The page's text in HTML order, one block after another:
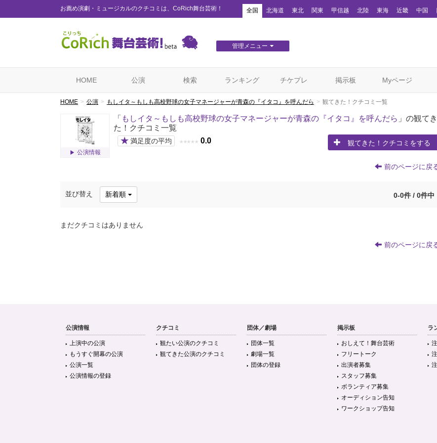
お薦め演劇・ミュージカルのクチコミは、CoRich舞台芸術！ 全国 北海道 東北 関東 甲信越 北陸 東海 近畿 中国
管理メニュー
HOME 公演 検索 ランキング チケプレ 掲示板 Myページ
HOME 公演 もしイタ～もしも高校野球の女子マネージャーが青森の『イタコ』を呼んだら 観てきた！クチコミ一覧
公演情報
「 もしイタ～もしも高校野球の女子マネージャーが青森の『イタコ』を呼んだら 」の観てき
た！クチコミ一覧
★ 満足度の平均 ★ ★ ★ ★ ★ 0.0 観てきた！クチコミをする
前のページに戻
並び替え 新着順 0-0件 / 0件中
まだクチコミはありません
前のページに戻
公演情報
上演中の公演
もうすぐ開幕の公演
公演一覧
公演情報の登録
クチコミ
観たい公演のクチコミ
観てきた公演のクチコミ
団体／劇場
団体一覧
劇場一覧
団体の登録
掲示板
おしえて！舞台芸術
フリートーク
出演者募集
スタッフ募集
ボランティア募集
オーディション告知
ワークショップ告知
ラ